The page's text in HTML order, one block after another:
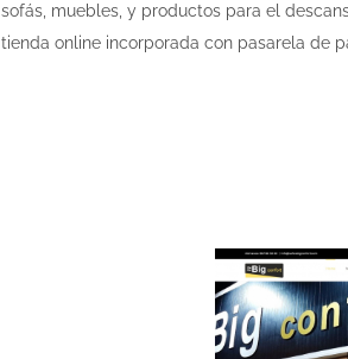
sofás, muebles, y productos para el
tienda online incorporada con pasarela de